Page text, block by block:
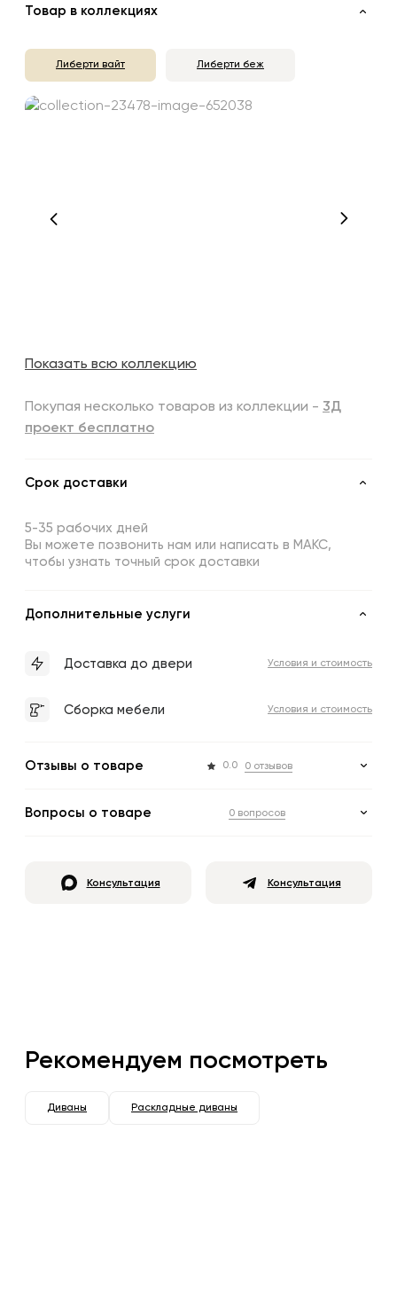
Товар в коллекциях
Либерти вайт Либерти беж
Показать всю коллекцию
Покупая несколько товаров из коллекции - 3Д
проект бесплатно
Срок доставки
5-35 рабочих дней
Вы можете позвонить нам или написать в МАКС,
чтобы узнать точный срок доставки
Дополнительные услуги
Доставка до двери Условия и стоимость
Сборка мебели Условия и стоимость
Отзывы о товаре 0.0 0 отзывов
Вопросы о товаре 0 вопросов
Консультация Консультация
Рекомендуем посмотреть
Диваны Раскладные диваны